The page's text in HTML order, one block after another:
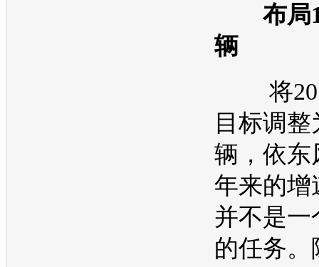
布局
辆
将
目标调整
辆，依东
年来的增
并不是一
的任务。